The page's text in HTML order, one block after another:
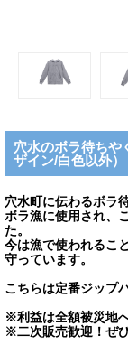
穴水のボラ待ちや
ザイン/白色以外）
穴水町に伝わるボラ
ボラ漁に使用され、
た。
今は漁で使われるこ
守っています。
こちらは定番ジップ
※利益は全額被災地
※二次販売歓迎！ぜ